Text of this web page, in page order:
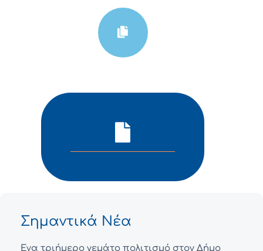
Σημαντικά Νέα
Ένα τριήμερο γεμάτο πολιτισμό στον Δήμο